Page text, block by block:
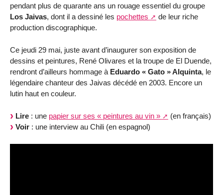
pendant plus de quarante ans un rouage essentiel du groupe
Los Jaivas, dont il a dessiné les pochettes
de leur riche
production discographique.
Ce jeudi 29 mai, juste avant d’inaugurer son exposition de
dessins et peintures, René Olivares et la troupe de El Duende,
rendront d’ailleurs hommage à Eduardo « Gato » Alquinta, le
légendaire chanteur des Jaivas décédé en 2003. Encore un
lutin haut en couleur.
Lire : une papier sur ses « peintures au vin »
(en français)
Voir : une interview au Chili (en espagnol)